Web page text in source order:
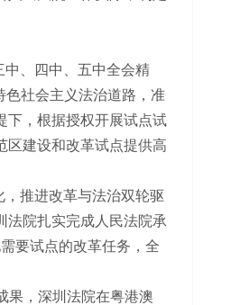
、四中、五中全会精
色社会主义法治道路，准
下，根据授权开展试点试
区建设和改革试点提供高
推进改革与法治双轮驱
法院扎实完成人民法院承
要试点的改革任务，全
，深圳法院在粤港澳